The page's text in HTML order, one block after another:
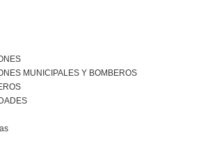
MUNICIPALES Y BOMBEROS